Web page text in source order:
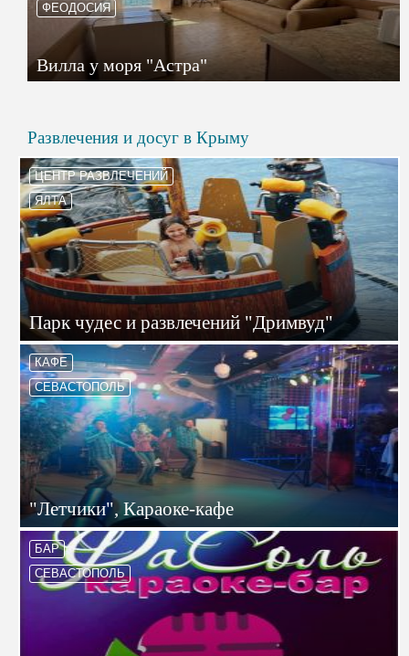
ФЕОДОСИЯ
Вилла у моря "Астра"
Развлечения и досуг в Крыму
ЦЕНТР РАЗВЛЕЧЕНИЙ
ЯЛТА
Парк чудес и развлечений "Дримвуд"
КАФЕ
СЕВАСТОПОЛЬ
"Летчики", Караоке-кафе
БАР
СЕВАСТОПОЛЬ